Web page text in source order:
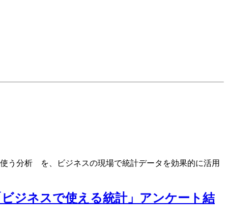
う分析 を、ビジネスの現場で統計データを効果的に活用
ジネスで使える統計」アンケート結